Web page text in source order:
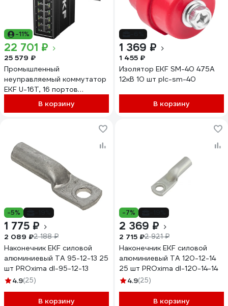
-11%
22 701 ₽
25 579 ₽
Промышленный
неуправляемый коммутатор
EKF U-16T, 16 портов
10/100Base-T(X) RJ45,
монтаж на динрейку TSX
В корзину
1 369 ₽
1 455 ₽
Изолятор EKF SM-40 475A
12кВ 10 шт plc-sm-40
В корзину
-5%
1 775 ₽
2 089 ₽2 188 ₽
Наконечник EKF силовой
алюминиевый ТА 95-12-13 25
шт PROxima dl-95-12-13
4.9(25)
В корзину
-7%
2 369 ₽
2 715 ₽2 921 ₽
Наконечник EKF силовой
алюминиевый ТА 120-12-14
25 шт PROxima dl-120-14-14
4.9(25)
В корзину